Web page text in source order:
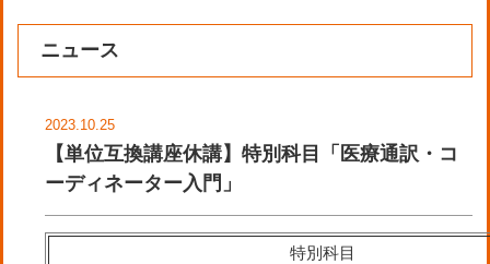
ニュース
2023.10.25
【単位互換講座休講】特別科目「医療通訳・コ
ーディネーター入門」
特別科目